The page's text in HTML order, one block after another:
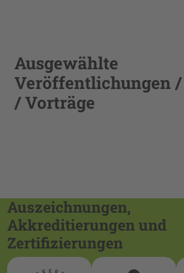
Ausgewählte
Veröffentlichungen /
/ Vorträge
Auszeichnungen,
Akkreditierungen und
Zertifizierungen